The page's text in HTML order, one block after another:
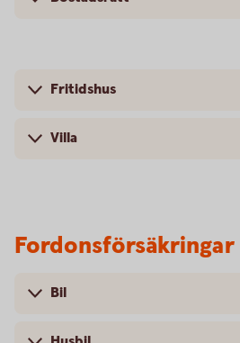
Fritidshus
Villa
Fordonsförsäkringar
Bil